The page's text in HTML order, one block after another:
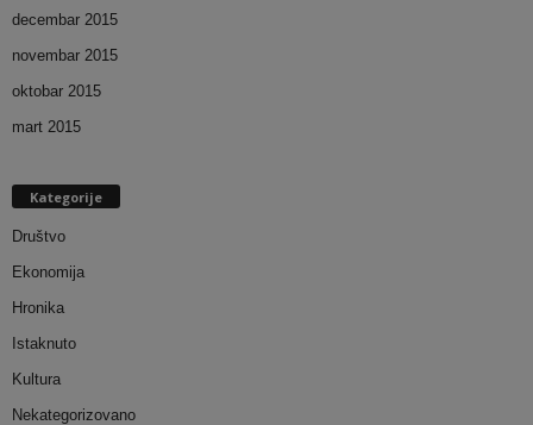
decembar 2015
novembar 2015
oktobar 2015
mart 2015
Kategorije
Društvo
Ekonomija
Hronika
Istaknuto
Kultura
Nekategorizovano